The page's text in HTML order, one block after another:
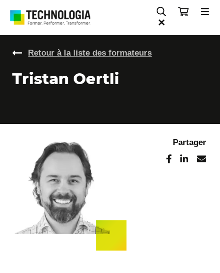
Retour à la liste des formateurs
Tristan Oertli
Partager